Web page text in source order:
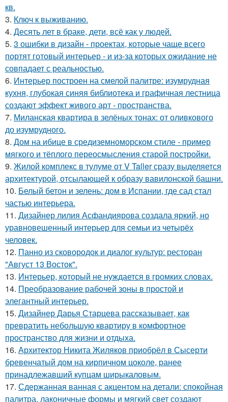
кв.
3. Ключ к выживанию.
4. Десять лет в браке, дети, всё как у людей.
5. 3 ошибки в дизайн - проектах, которые чаще всего
портят готовый интерьер - и из-за которых ожидание не
совпадает с реальностью.
6. Интерьер построен на смелой палитре: изумрудная
кухня, глубокая синяя библиотека и графичная лестница
создают эффект живого арт - пространства.
7. Миланская квартира в зелёных тонах: от оливкового
до изумрудного.
8. Дом на ибице в средиземноморском стиле - пример
мягкого и тёплого переосмысления старой постройки.
9. Жилой комплекс в тулуме от V Taller сразу выделяется
архитектурой, отсылающей к образу вавилонской башни.
10. Белый бетон и зелень: дом в Испании, где сад стал
частью интерьера.
11. Дизайнер лилия Асфандиярова создала яркий, но
уравновешенный интерьер для семьи из четырёх
человек.
12. Панно из сковородок и диалог культур: ресторан
"Август 13 Восток".
13. Интерьер, который не нуждается в громких словах.
14. Преобразование рабочей зоны в простой и
элегантный интерьер.
15. Дизайнер Дарья Старцева рассказывает, как
превратить небольшую квартиру в комфортное
пространство для жизни и отдыха.
16. Архитектор Никита Жиляков приобрёл в Сысерти
бревенчатый дом на кирпичном цоколе, ранее
принадлежавший купцам ширыкаловым.
17. Сдержанная ванная с акцентом на детали: спокойная
палитра, лаконичные формы и мягкий свет создают